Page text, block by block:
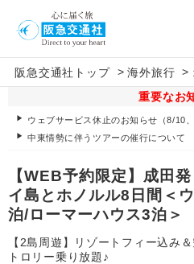
阪急交通社トップ > 海外旅行 >
重要なお
ウェブサービス休止のお知らせ（8/10、
中東情勢に伴うツアーの催行について
【WEB予約限定】成田
イ島とホノルル8日間＜
泊/ローマーハウス3泊＞
【2島周遊】リゾートフィー込み
トロリー乗り放題♪